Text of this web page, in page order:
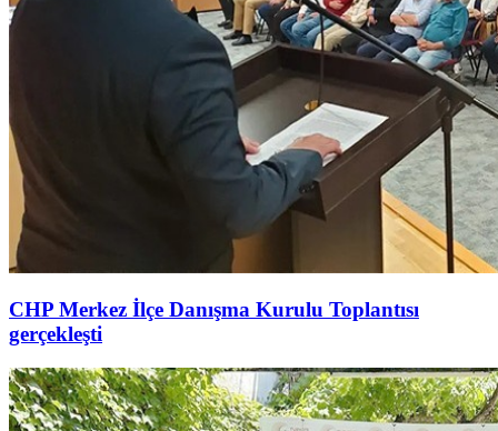
CHP Merkez İlçe Danışma Kurulu Toplantısı
gerçekleşti